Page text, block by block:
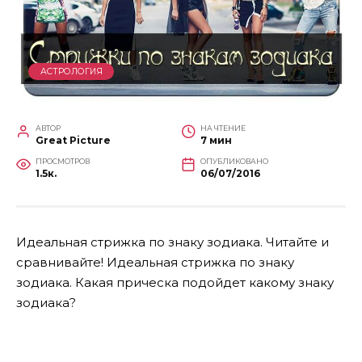
АСТРОЛОГИЯ
АВТОР
Great Picture
НА ЧТЕНИЕ
7 мин
ПРОСМОТРОВ
1.5к.
ОПУБЛИКОВАНО
06/07/2016
Идеальная стрижка по знаку зодиака. Читайте и
сравнивайте! Идеальная стрижка по знаку
зодиака. Какая прическа подойдет какому знаку
зодиака?